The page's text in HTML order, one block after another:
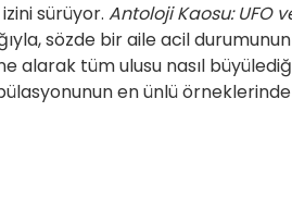
sürüyor. Antoloji Kaosu: UFO
sözde bir aile acil durumunun
alarak tüm ulusu nasıl
en ünlü